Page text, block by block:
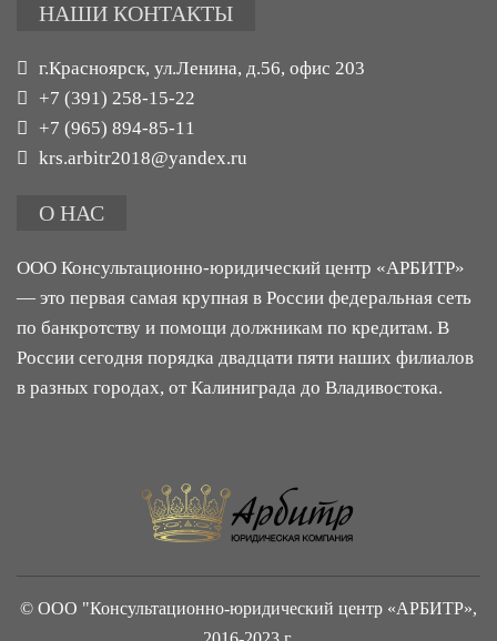
НАШИ КОНТАКТЫ
г.Красноярск, ул.Ленина, д.56, офис 203
+7 (391) 258-15-22
+7 (965) 894-85-11
krs.arbitr2018@yandex.ru
О НАС
ООО Консультационно-юридический центр «АРБИТР»
— это первая самая крупная в России федеральная сеть
по банкротству и помощи должникам по кредитам. В
России сегодня порядка двадцати пяти наших филиалов
в разных городах, от Калиниграда до Владивостока.
© ООО "Консультационно-юридический центр «АРБИТР»,